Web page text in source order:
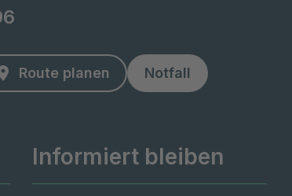
Route planen Notfall
Informiert bleiben